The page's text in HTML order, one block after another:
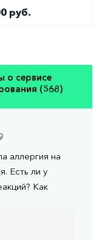
руб.
о сервисе
(568)
аллергия на
Есть ли у
Как